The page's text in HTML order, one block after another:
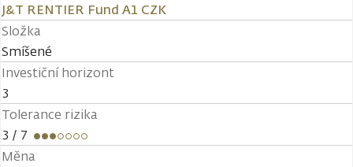
J&T RENTIER Fund A1 CZK
Složka
Smíšené
Investiční horizont
3
Tolerance rizika
3 / 7
Měna